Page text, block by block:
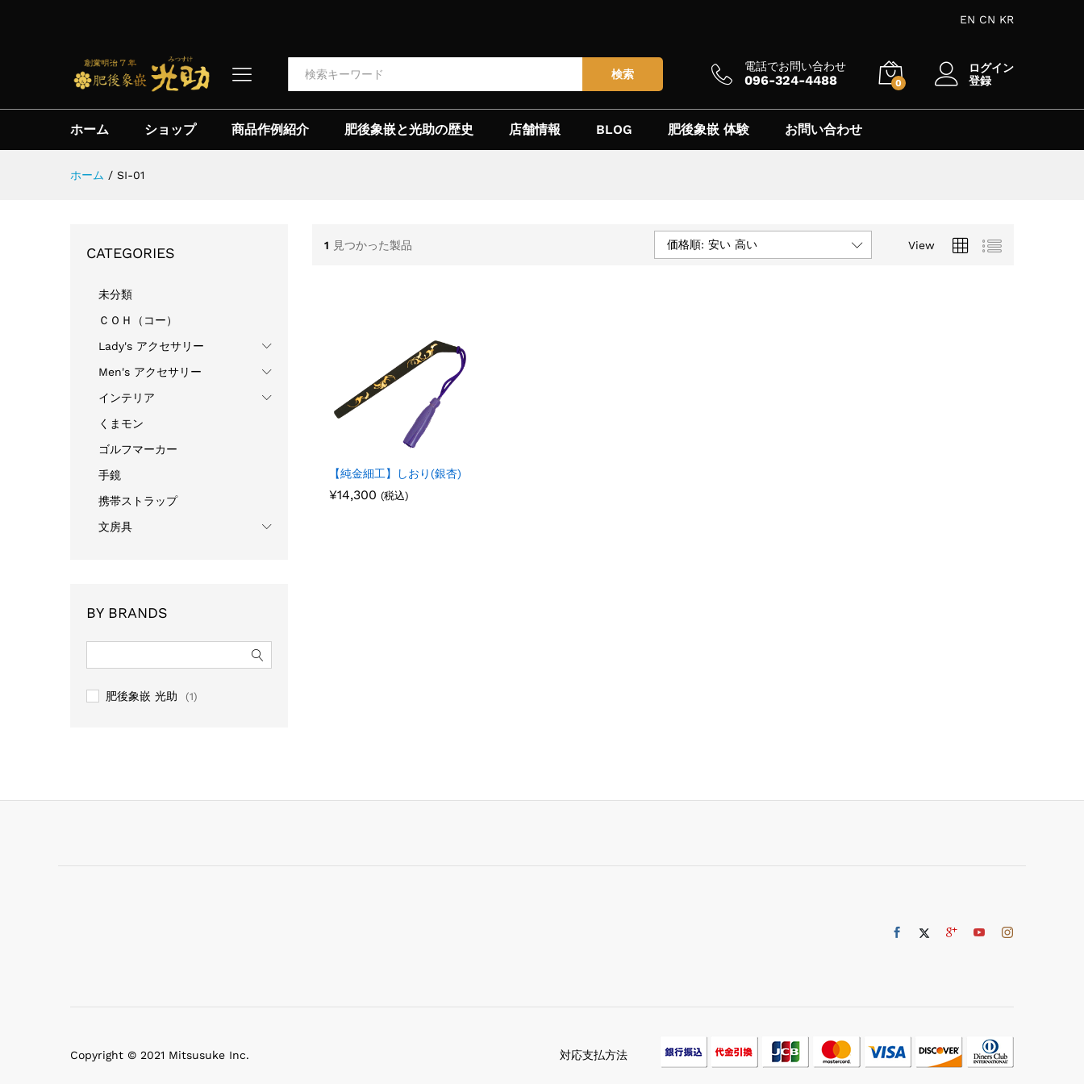
EN CN KR
全て 検索
電話でお問い合わせ
096-324-4488 0
ログイン
登録
ホーム ショップ 商品作例紹介 肥後象嵌と光助の歴史 店舗情報 BLOG 肥後象嵌 体験 お問い合わせ
ホーム / SI-01
1 見つかった製品 View
価格順: 安い 高い
【純金細工】しおり(銀杏)
¥14,300 (税込)
¥14,300
CATEGORIES
未分類
ＣＯＨ（コー）
Lady's アクセサリー
Men's アクセサリー
インテリア
くまモン
ゴルフマーカー
手鏡
携帯ストラップ
文房具
BY BRANDS
肥後象嵌 光助 (1)
Copyright © 2021 Mitsusuke Inc. 対応支払方法